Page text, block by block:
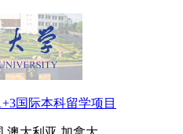
国际本科留学项目